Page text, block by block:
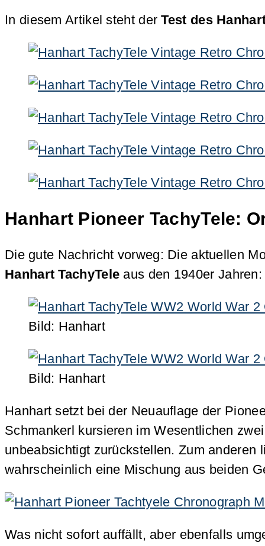
In diesem Artikel steht derTest des
Hanhart Pioneer TachyTele:
Die gute Nachricht vorweg: Die aktuellen
Hanhart TachyTele aus den 1940er Jahren:
Bild: Hanhart
Bild: Hanhart
Hanhart setzt bei der Neuauflage der
Schmankerl kursieren im Wesentlichen
unbeabsichtigt zurückstellen. Zum
wahrscheinlich eine Mischung aus beiden
Was nicht sofort auffällt, aber ebenfalls